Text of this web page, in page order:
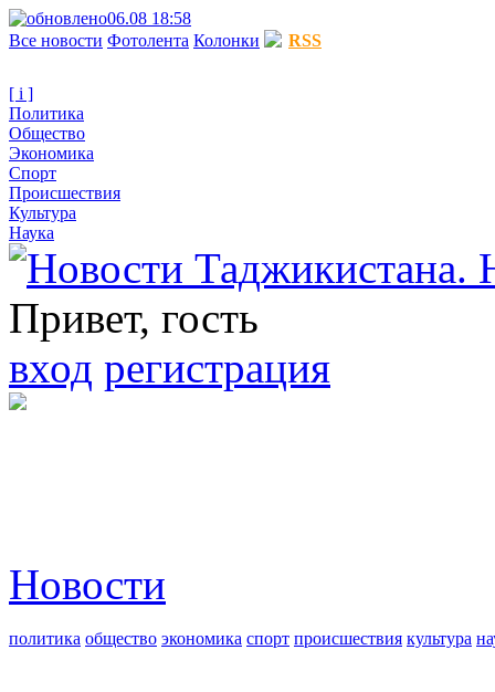
06.08 18:58
Все новости Фотолента Колонки RSS
[ i ]
Политика
Общество
Экономика
Спорт
Происшествия
Культура
Наука
Привет, гость
вход регистрация
Новости
политика общество экономика спорт происшествия культура